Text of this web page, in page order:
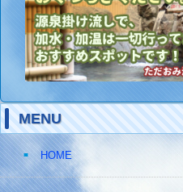
MENU
HOME